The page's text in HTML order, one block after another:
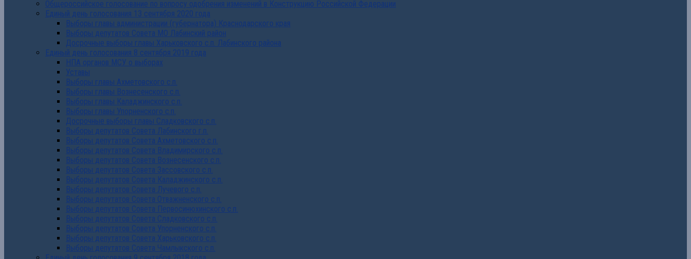
Общероссийское голосование по вопросу одобрения изменений в Конструкцию Российской Федерации
Единый день голосования 13 сентября 2020 года
Выборы главы администрации (губернатора) Краснодарского края
Выборы депутатов Совета МО Лабинский район
Досрочные выборы главы Харьковского с.п. Лабинского района
Единый день голосования 8 сентября 2019 года
НПА органов МСУ о выборах
Уставы
Выборы главы Ахметовского с.п.
Выборы главы Вознесенского с.п.
Выборы главы Каладжинского с.п.
Выборы главы Упорненского с.п.
Досрочные выборы главы Сладковского с.п.
Выборы депутатов Совета Лабинского г.п.
Выборы депутатов Совета Ахметовского с.п.
Выборы депутатов Совета Владимирского с.п.
Выборы депутатов Совета Вознесенского с.п.
Выборы депутатов Совета Зассовского с.п.
Выборы депутатов Совета Каладжинского с.п.
Выборы депутатов Совета Лучевого с.п.
Выборы депутатов Совета Отважненского с.п.
Выборы депутатов Совета Первосинюхинского с.п.
Выборы депутатов Совета Сладковского с.п.
Выборы депутатов Совета Упорненского с.п.
Выборы депутатов Совета Харьковского с.п.
Выборы депутатов Совета Чамлыкского с.п.